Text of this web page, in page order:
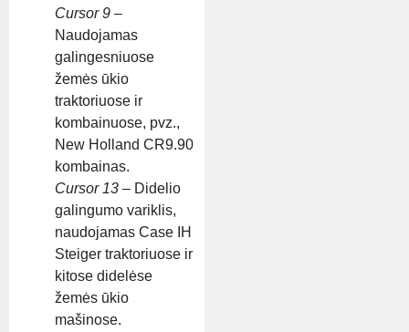
Cursor 9 –
Naudojamas
galingesniuose
žemės ūkio
traktoriuose ir
kombainuose, pvz.,
New Holland CR9.90
kombainas.
Cursor 13 – Didelio
galingumo variklis,
naudojamas Case IH
Steiger traktoriuose ir
kitose didelėse
žemės ūkio
mašinose.